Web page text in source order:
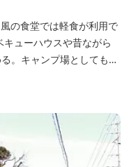
の食堂では軽食が利用で
ューハウスや昔ながら
。キャンプ場としても人
ている。バンガローや5
は市街が一望できる。ま